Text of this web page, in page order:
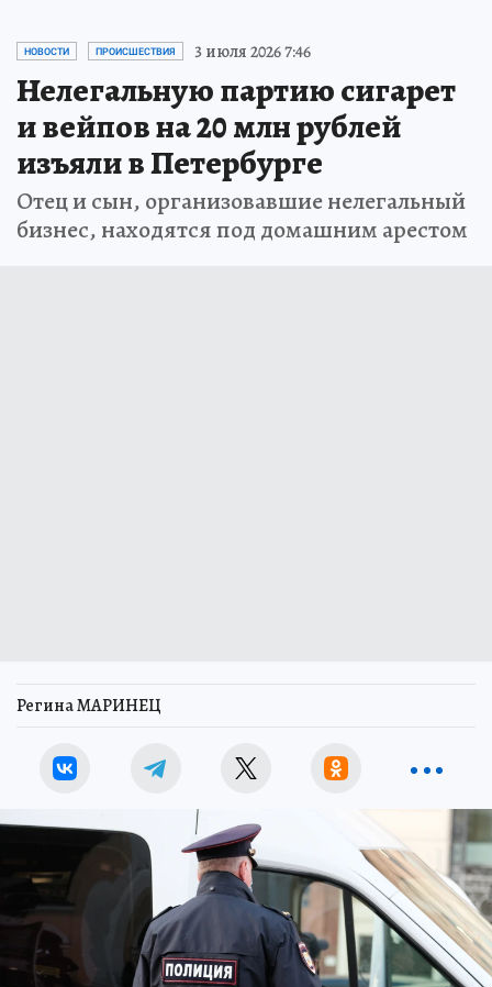
НОВОСТИ ПРОИСШЕСТВИЯ 3 июля 2026 7:46
Нелегальную партию сигарет
и вейпов на 20 млн рублей
изъяли в Петербурге
Отец и сын, организовавшие нелегальный
бизнес, находятся под домашним арестом
Регина МАРИНЕЦ